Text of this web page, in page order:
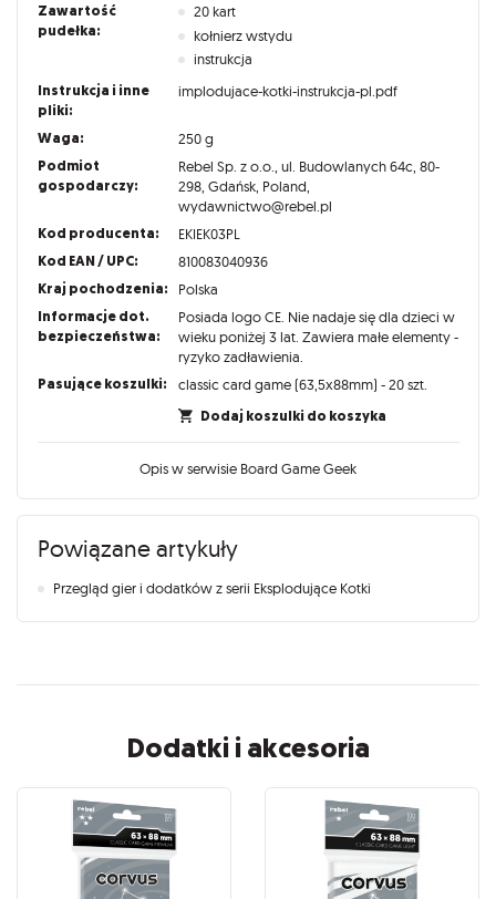
Zawartość
pudełka:
20 kart
kołnierz wstydu
instrukcja
Instrukcja i inne
pliki:
implodujace-kotki-instrukcja-pl.pdf
Waga: 250 g
Podmiot
gospodarczy:
Rebel Sp. z o.o., ul. Budowlanych 64c, 80-
298, Gdańsk, Poland,
wydawnictwo@rebel.pl
Kod producenta: EKIEK03PL
Kod EAN / UPC: 810083040936
Kraj pochodzenia: Polska
Informacje dot.
bezpieczeństwa:
Posiada logo CE. Nie nadaje się dla dzieci w
wieku poniżej 3 lat. Zawiera małe elementy -
ryzyko zadławienia.
Pasujące koszulki: classic card game (63,5x88mm) - 20 szt.
Dodaj koszulki do koszyka
Opis w serwisie Board Game Geek
Powiązane artykuły
Przegląd gier i dodatków z serii Eksplodujące Kotki
Dodatki i akcesoria